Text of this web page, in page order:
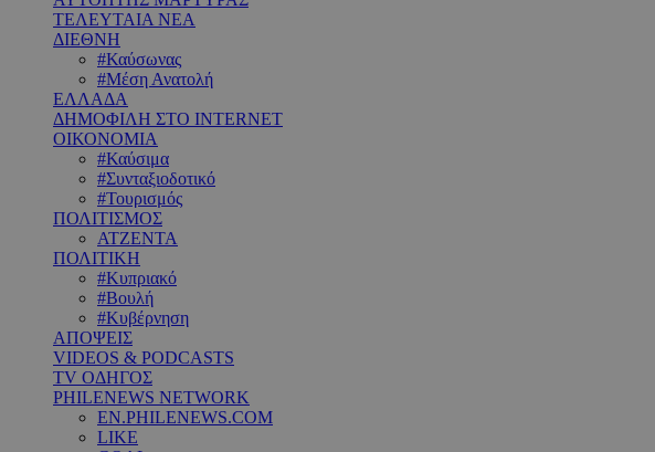
ΤΕΛΕΥΤΑΙΑ ΝΕΑ
ΔΙΕΘΝΗ
#Καύσωνας
#Μέση Ανατολή
ΕΛΛΑΔΑ
ΔΗΜΟΦΙΛΗ ΣΤΟ INTERNET
ΟΙΚΟΝΟΜΙΑ
#Καύσιμα
#Συνταξιοδοτικό
#Τουρισμός
ΠΟΛΙΤΙΣΜΟΣ
ΑΤΖΕΝΤΑ
ΠΟΛΙΤΙΚΗ
#Κυπριακό
#Βουλή
#Κυβέρνηση
ΑΠΟΨΕΙΣ
VIDEOS & PODCASTS
TV ΟΔΗΓΟΣ
PHILENEWS NETWORK
EN.PHILENEWS.COM
LIKE